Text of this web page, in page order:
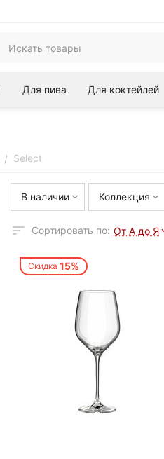
Для пива Для коктейлей
/ Select
В наличии Коллекция
Сортировать по: От А до Я
Скидка 15%